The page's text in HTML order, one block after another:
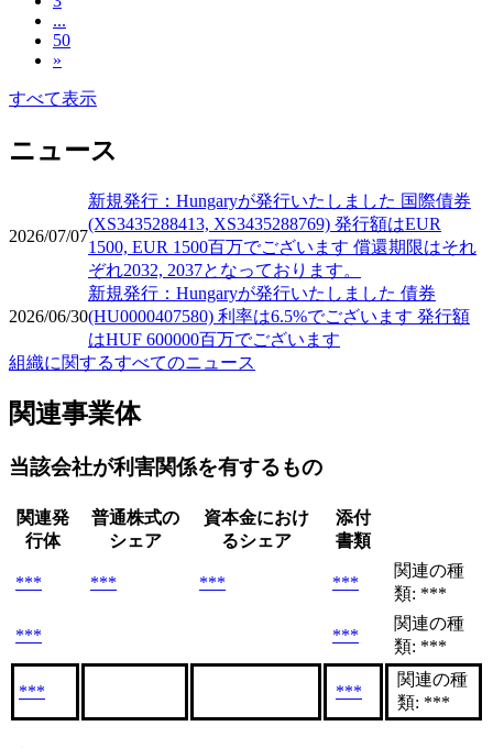
...
50
»
すべて表示
ニュース
2026/07/07
新規発行：Hungaryが発行いたしました 国際債券
(XS3435288413, XS3435288769) 発行額はEUR
1500, EUR 1500百万でございます 償還期限はそれ
ぞれ2032, 2037となっております。
2026/06/30
新規発行：Hungaryが発行いたしました 債券
(HU0000407580) 利率は6.5%でございます 発行額
はHUF 600000百万でございます
組織に関するすべてのニュース
関連事業体
当該会社が利害関係を有するもの
関連発
行体
普通株式の
シェア
資本金におけ
るシェア
添付
書類
*** *** *** ***
関連の種
類: ***
*** ***
関連の種
類: ***
*** ***
関連の種
類: ***